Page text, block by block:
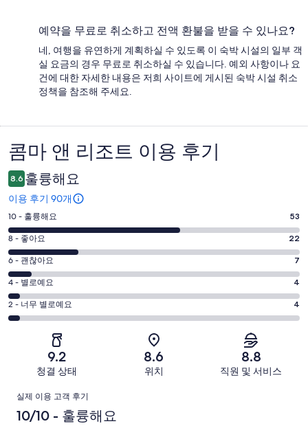
예약을 무료로 취소하고 전액 환불을 받을 수 있나요?
네, 여행을 유연하게 계획하실 수 있도록 이 숙박 시설의 일부 객
실 요금의 경우 무료로 취소하실 수 있습니다. 예외 사항이나 요
건에 대한 자세한 내용은 저희 사이트에 게시된 숙박 시설 취소
정책을 참조해 주세요.
이
용
후
기
콤마 앤 리조트 이용 후기
8.6 훌륭해요
이용 후기 90개
평
점
10
-
훌
륭
해
요.
후
기
10 - 훌륭해요 53
평
점
8
-
좋
아
후
8 - 좋아요 22
평
점
6
-
괜
개
이
6 - 괜찮아요 7
평
점
4
90
개
4 - 별로예요 4
평
점
별
로
2 - 너무 별로예요 4
9.2
청결 상태
8.6
위치
8.8
직원 및 서비스
이
용
실제 이용 고객 후기
10/10 - 훌륭해요